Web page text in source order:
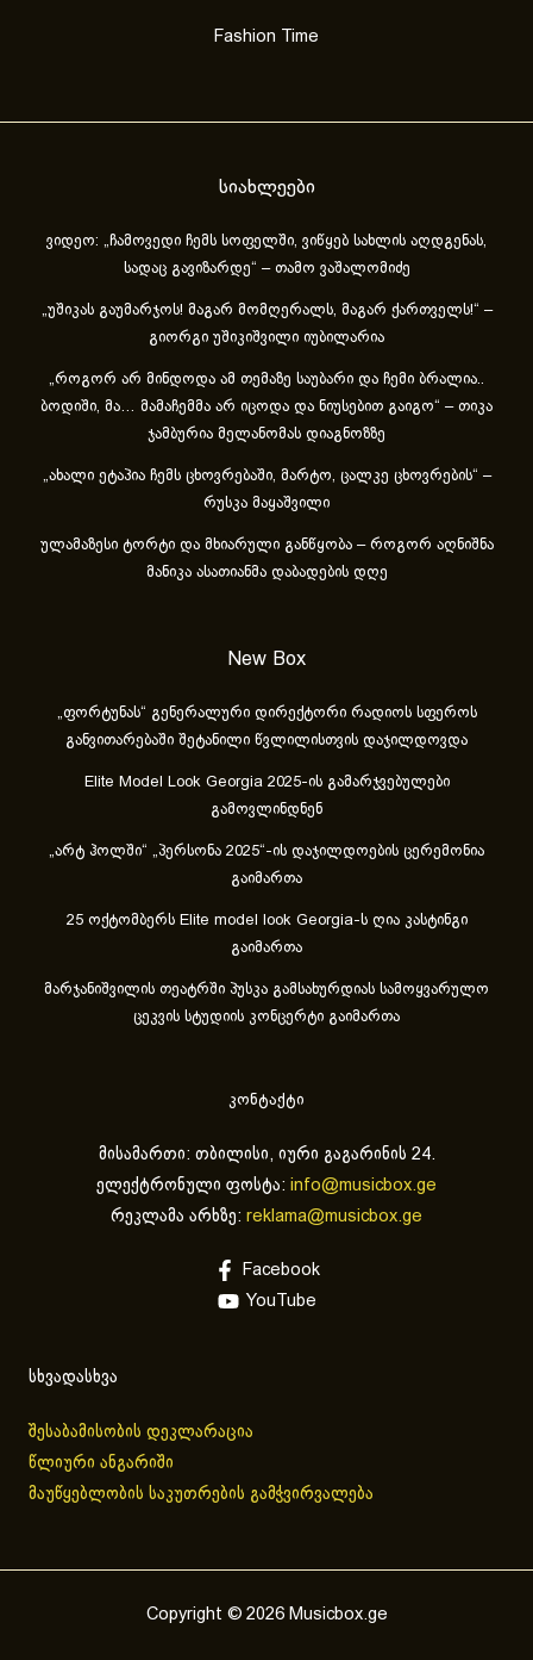
Fashion Time
სიახლეები
ვიდეო: „ჩამოვედი ჩემს სოფელში, ვიწყებ სახლის აღდგენას,
სადაც გავიზარდე“ – თამო ვაშალომიძე
„უშიკას გაუმარჯოს! მაგარ მომღერალს, მაგარ ქართველს!“ –
გიორგი უშიკიშვილი იუბილარია
„როგორ არ მინდოდა ამ თემაზე საუბარი და ჩემი ბრალია..
ბოდიში, მა… მამაჩემმა არ იცოდა და ნიუსებით გაიგო“ – თიკა
ჯამბურია მელანომას დიაგნოზზე
„ახა­ლი ეტა­პია ჩემს ცხოვ­რე­ბა­ში, მარ­ტო, ცალ­კე ცხოვ­რე­ბის“ –
რუსკა მაყაშვილი
ულამაზესი ტორტი და მხიარული განწყობა – როგორ აღნიშნა
მანიკა ასათიანმა დაბადების დღე
New Box
„ფორტუნას“ გენერალური დირექტორი რადიოს სფეროს
განვითარებაში შეტანილი წვლილისთვის დაჯილდოვდა
Elite Model Look Georgia 2025-ის გამარჯვებულები
გამოვლინდნენ
„არტ ჰოლში“ „პერსონა 2025“-ის დაჯილდოების ცერემონია
გაიმართა
25 ოქტომბერს Elite model look Georgia-ს ღია კასტინგი
გაიმართა
მარჯანიშვილის თეატრში პუსკა გამსახურდიას სამოყვარულო
ცეკვის სტუდიის კონცერტი გაიმართა
კონტაქტი
მისამართი: თბილისი, იური გაგარინის 24.
ელექტრონული ფოსტა: info@musicbox.ge
რეკლამა არხზე: reklama@musicbox.ge
Facebook
YouTube
სხვადასხვა
შესაბამისობის დეკლარაცია
წლიური ანგარიში
მაუწყებლობის საკუთრების გამჭვირვალება
Copyright © 2026 Musicbox.ge